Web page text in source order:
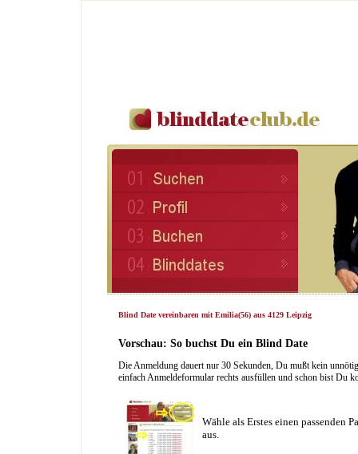
Blind Date vereinbaren mit Emilia(56) aus 4129 Leipzig
Vorschau: So buchst Du ein Blind Date
Die Anmeldung dauert nur 30 Sekunden, Du mußt kein
einfach Anmeldeformular rechts ausfüllen und schon bist Du
Wähle als Erstes einen passenden
aus.